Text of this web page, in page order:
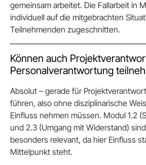
gemeinsam arbeitet. Die Fallarbeit in
individuell auf die mitgebrachten
Teilnehmenden zugeschnitten.
Können auch
Personalverantwortung
Absolut – gerade für
führen, also ohne disziplinarische
Einfluss nehmen müssen. Modul 1.2
und 2.3 (Umgang mit Widerstand)
besonders relevant, da hier Einfluss
Mittelpunkt steht.